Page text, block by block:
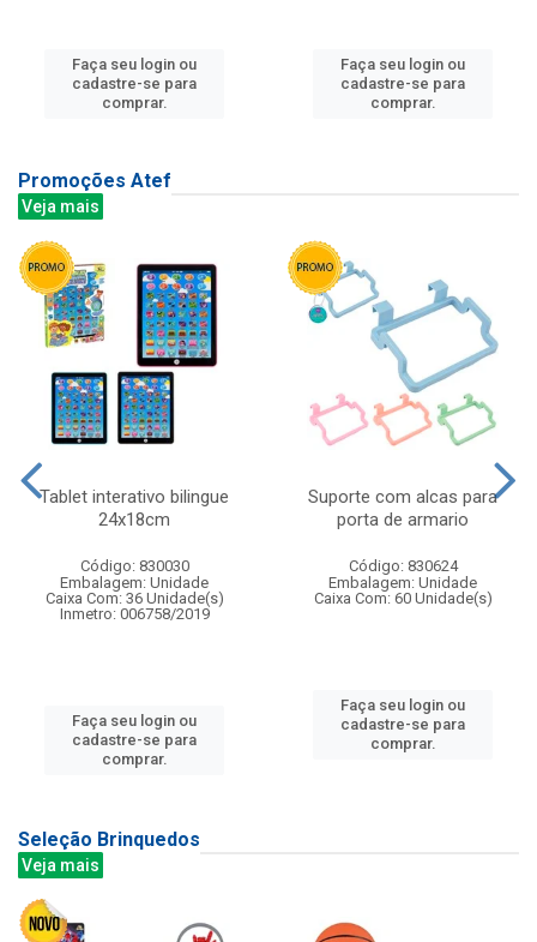
Faça seu login ou
cadastre-se para
comprar.
Faça seu login ou
cadastre-se para
comprar.
Promoções Atef
Veja mais
Tablet interativo bilingue
24x18cm
Código: 830030
Embalagem: Unidade
Caixa Com: 36 Unidade(s)
Inmetro: 006758/2019
Faça seu login ou
cadastre-se para
comprar.
Suporte com alcas para
porta de armario
Código: 830624
Embalagem: Unidade
Caixa Com: 60 Unidade(s)
Faça seu login ou
cadastre-se para
comprar.
Seleção Brinquedos
Veja mais